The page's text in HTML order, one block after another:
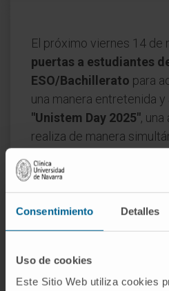
Consentimiento Detalles
Uso de cookies
Este Sitio Web utiliza cookies
El próximo viernes 14 de
puertas a estudiantes
ESO/Bachillerato para
una manera entretenida y
"Unistem Day 2025",
realiza de manera
diferentes países.